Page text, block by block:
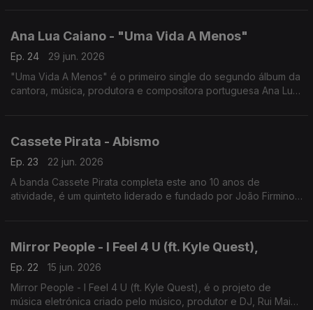
Ana Lua Caiano - "Uma Vida A Menos"
Ep. 24
29 jun. 2026
"Uma Vida A Menos" é o primeiro single do segundo álbum da
cantora, música, produtora e compositora portuguesa Ana Lua
Cassete Pirata - Abismo
Ep. 23
22 jun. 2026
A banda Cassete Pirata completa este ano 10 anos de
atividade, é um quinteto liderado e fundado por João Firmino
Mirror People - I Feel 4 U (ft. Kyle Quest),
Ep. 22
15 jun. 2026
Mirror People - I Feel 4 U (ft. Kyle Quest), é o projeto de
música eletrónica criado pelo músico, produtor e DJ, Rui Maia